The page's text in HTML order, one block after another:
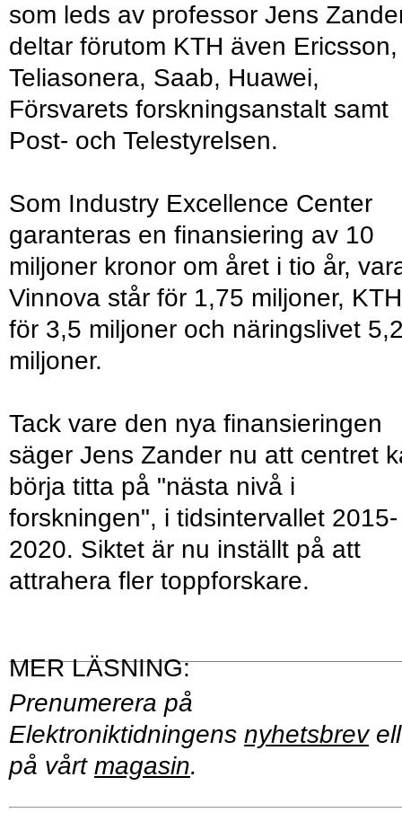
som leds av professor Jens
deltar förutom KTH även Ericsson,
Teliasonera, Saab, Huawei,
Försvarets forskningsanstalt samt
Post- och Telestyrelsen.
Som Industry Excellence Center
garanteras en finansiering av 10
miljoner kronor om året i tio år,
Vinnova står för 1,75 miljoner, KTH
för 3,5 miljoner och näringslivet
miljoner.
Tack vare den nya finansieringen
säger Jens Zander nu att centret
börja titta på "nästa nivå i
forskningen", i tidsintervallet 2015-
2020. Siktet är nu inställt på att
attrahera fler toppforskare.
Prenumerera på
Elektroniktidningens nyhetsbrev
på vårt magasin.